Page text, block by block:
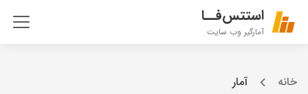
استتس‌فــا
آمارگیر وب سایت
خانه آمار